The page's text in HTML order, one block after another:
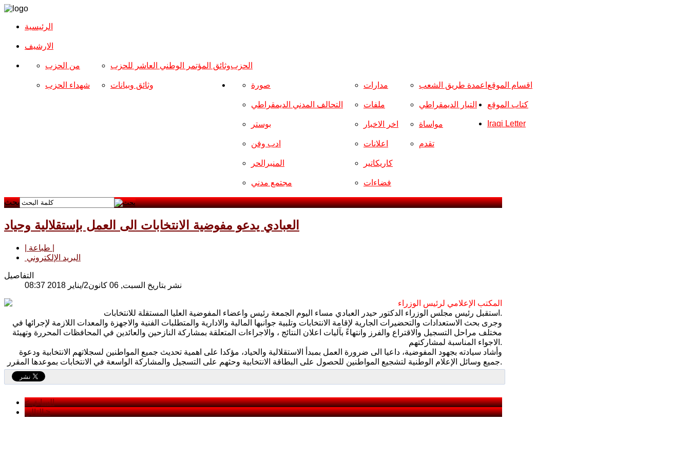
الرئيسية
الارشیف
الحزب من الحزب
شهداء الحزب
وثائق المؤتمر الوطني العاشر للحزب
وثائق وبيانات اقسام الموقع صورة
التحالف المدني الديمقراطي
بوستر
ادب وفن
المنبرالحر
مجتمع مدني
مدارات
ملفات
اخر الاخبار
اعلانات
كاريكاتير
فضاءات
اعمدة طريق الشعب
التيار الديمقراطي
مواساة
تقدم
كتاب الموقع
Iraqi Letter
بحث
العبادي يدعو مفوضية الانتخابات الى العمل بإستقلالية وحياد
البريد الإلكتروني
التفاصيل
نشر بتاريخ السبت, 06 كانون2/يناير 2018 08:37
المكتب الإعلامي لرئيس الوزراء
استقبل رئيس مجلس الوزراء الدكتور حيدر العبادي مساء اليوم الجمعة رئيس واعضاء المفوضية العليا المستقلة للانتخابات.
وجرى بحث الاستعدادات والتحضيرات الجارية لإقامة الانتخابات وتلبية جوانبها المالية والادارية والمتطلبات الفنية والاجهزة والمعدات اللازمة لإجرائها في
مختلف مراحل التسجيل والاقتراع والفرز وانتهاءً بآليات اعلان النتائج ، والاجراءات المتعلقة بمشاركة النازحين والعائدين في المحافظات المحررة وتهيئة
الاجواء المناسبة لمشاركتهم.
وأشاد سيادته بجهود المفوضية، داعيا الى ضرورة العمل بمبدأ الاستقلالية والحياد، مؤكدا على اهمية تحديث جميع المواطنين لسجلاتهم الانتخابية ودعوة
جميع وسائل الإعلام الوطنية لتشجيع المواطنين للحصول على البطاقة الانتخابية وحثهم على التسجيل والمشاركة الواسعة في الانتخابات بموعدها المقرر.
< السابق
التالي >